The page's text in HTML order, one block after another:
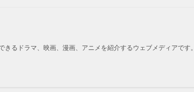
きるドラマ、映画、漫画、アニメを紹介するウェブメディアです。